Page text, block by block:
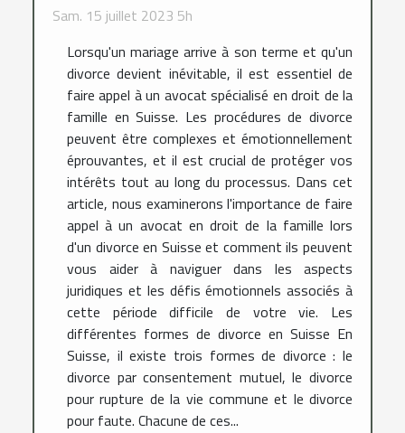
Sam. 15 juillet 2023 5h
Lorsqu'un mariage arrive à son terme et qu'un
divorce devient inévitable, il est essentiel de
faire appel à un avocat spécialisé en droit de la
famille en Suisse. Les procédures de divorce
peuvent être complexes et émotionnellement
éprouvantes, et il est crucial de protéger vos
intérêts tout au long du processus. Dans cet
article, nous examinerons l'importance de faire
appel à un avocat en droit de la famille lors
d'un divorce en Suisse et comment ils peuvent
vous aider à naviguer dans les aspects
juridiques et les défis émotionnels associés à
cette période difficile de votre vie. Les
différentes formes de divorce en Suisse En
Suisse, il existe trois formes de divorce : le
divorce par consentement mutuel, le divorce
pour rupture de la vie commune et le divorce
pour faute. Chacune de ces...